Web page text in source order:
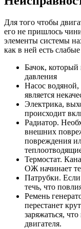
Для того чтобы
его не пришлось
элементы системы
как в ней есть
Бачок, который
давления
Насос
является
Электрика,
происходит
Радиатор.
внешних
повреждения
Термостат.
ОЖ начинает
Патрубки. Если
течь, что
Ремень
перестанет
заряжаться,
двигателя.